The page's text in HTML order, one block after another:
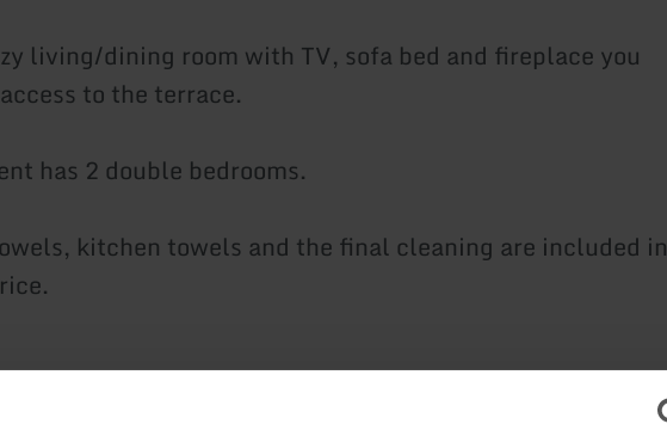
living/dining room with TV, sofa bed and fireplace you
to the terrace.
has 2 double bedrooms.
kitchen towels and the final cleaning are included in